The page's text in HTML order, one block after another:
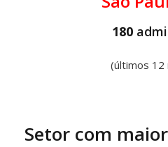
180
(últimos 12
Setor com